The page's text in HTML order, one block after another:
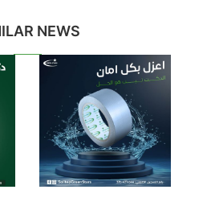
NEWS